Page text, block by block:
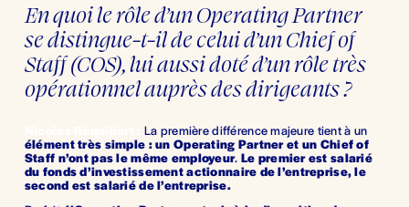
En quoi le rôle d’un Operating Partner
se distingue-t-il de celui d’un Chief of
Staff (COS), lui aussi doté d’un rôle très
opérationnel auprès des dirigeants ?
élément très simple : un Operating Partner et un Chief of
Staff n’ont pas le même employeur. Le premier est salarié
du fonds d’investissement actionnaire de l’entreprise, le
second est salarié de l’entreprise.